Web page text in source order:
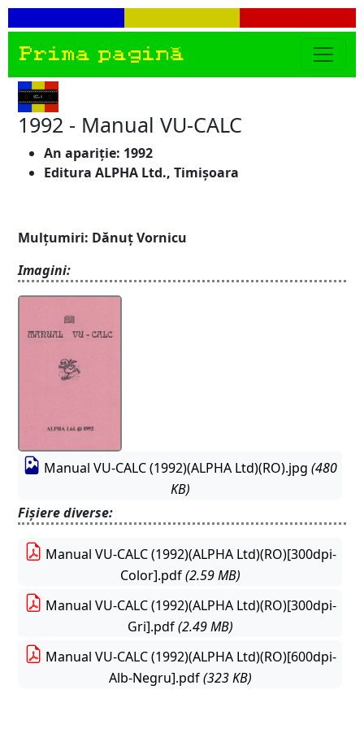
Prima pagină
1992 - Manual VU-CALC
An apariție: 1992
Editura ALPHA Ltd., Timișoara
Mulțumiri: Dănuț Vornicu
Imagini:
Manual VU-CALC (1992)(ALPHA Ltd)(RO).jpg (480
KB)
Fișiere diverse:
Manual VU-CALC (1992)(ALPHA Ltd)(RO)[300dpi-
Color].pdf(2.59 MB)
Manual VU-CALC (1992)(ALPHA Ltd)(RO)[300dpi-
Gri].pdf(2.49 MB)
Manual VU-CALC (1992)(ALPHA Ltd)(RO)[600dpi-
Alb-Negru].pdf(323 KB)